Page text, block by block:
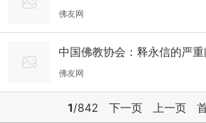
佛友网
中国佛教协会：释永信的严
响了警钟
佛友网
1/842 下一页 上一页